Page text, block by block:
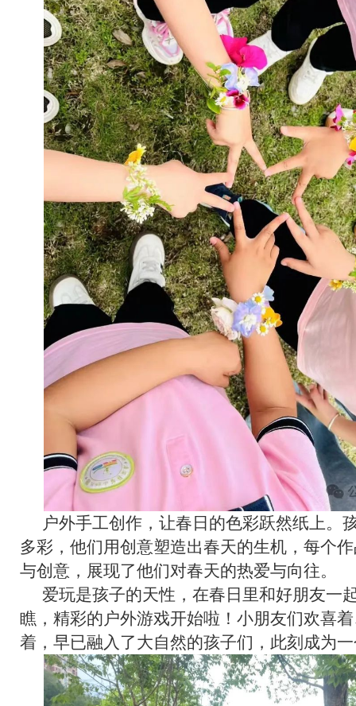
户外手工创作，让春日的色彩跃然纸上。
多彩，他们用创意塑造出春天的生机，每个
与创意，展现了他们对春天的热爱与向往。
爱玩是孩子的天性，在春日里和好朋友一
瞧，精彩的户外游戏开始啦！小朋友们欢喜
着，早已融入了大自然的孩子们，此刻成为